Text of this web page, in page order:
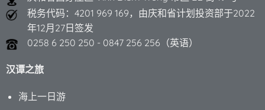
税务代码：4201 969 169，由庆和省计划投资部于2022
年12月27日签发
0258 6 250 250 - 0847 256 256（英语）
汉谭之旅
海上一日游